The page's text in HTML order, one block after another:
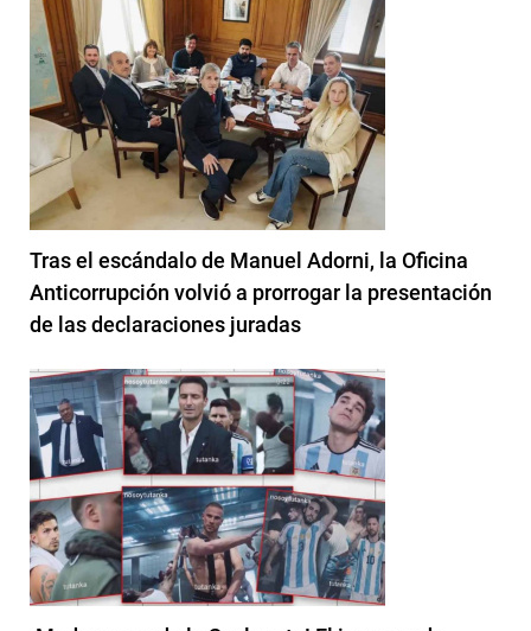
Tras el escándalo de Manuel Adorni, la Oficina
Anticorrupción volvió a prorrogar la presentación
de las declaraciones juradas